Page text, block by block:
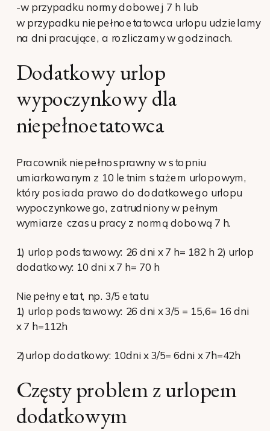
-w przypadku normy dobowej 7 h lub
w przypadku niepełnoetatowca urlopu udzielamy
na dni pracujące, a rozliczamy w godzinach.
Dodatkowy urlop
wypoczynkowy dla
niepełnoetatowca
Pracownik niepełnosprawny w stopniu
umiarkowanym z 10 letnim stażem urlopowym,
który posiada prawo do dodatkowego urlopu
wypoczynkowego, zatrudniony w pełnym
wymiarze czasu pracy z normą dobową 7 h.
1) urlop podstawowy: 26 dni x 7 h= 182 h 2) urlop
dodatkowy: 10 dni x 7 h= 70 h
Niepełny etat, np. 3/5 etatu
1) urlop podstawowy: 26 dni x 3/5 = 15,6= 16 dni
x 7 h=112h
2)urlop dodatkowy: 10dni x 3/5= 6dni x 7h=42h
Częsty problem z urlopem
dodatkowym